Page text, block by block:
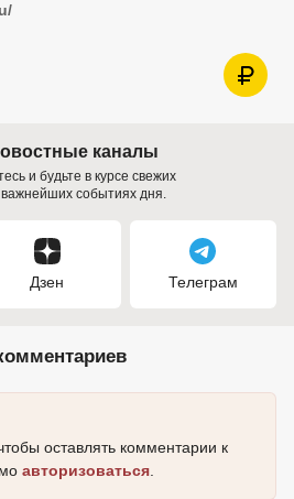
каналы
и будьте в курсе свежих
важнейших событиях дня.
Дзен Телеграм
оставлять комментарии к
авторизоваться